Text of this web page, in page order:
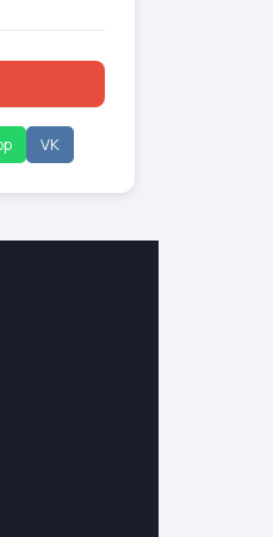
VK